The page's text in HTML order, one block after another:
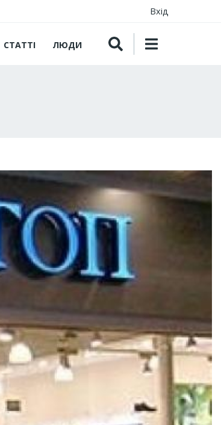
Вхід
СТАТТІ ЛЮДИ